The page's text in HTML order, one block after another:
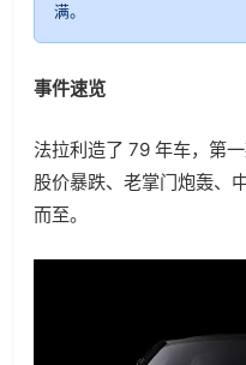
满。
事件速览
法拉利造了 79 年车，第
股价暴跌、老掌门炮轰、
而至。